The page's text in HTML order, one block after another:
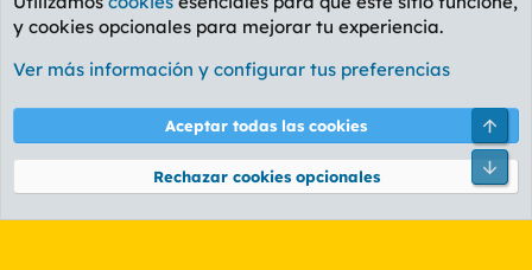
Foro General
Cookies
PL OLDSTYLE AMARILLO
Términos y reglas Política de privacidad Ayuda
Community platform by XenForo® © 2010-2026 XenForo Ltd.
y cookies opcionales para mejorar tu experiencia.
Ver más información y configurar tus preferencias
Aceptar todas las cookies
Rechazar cookies opcionales
Pie